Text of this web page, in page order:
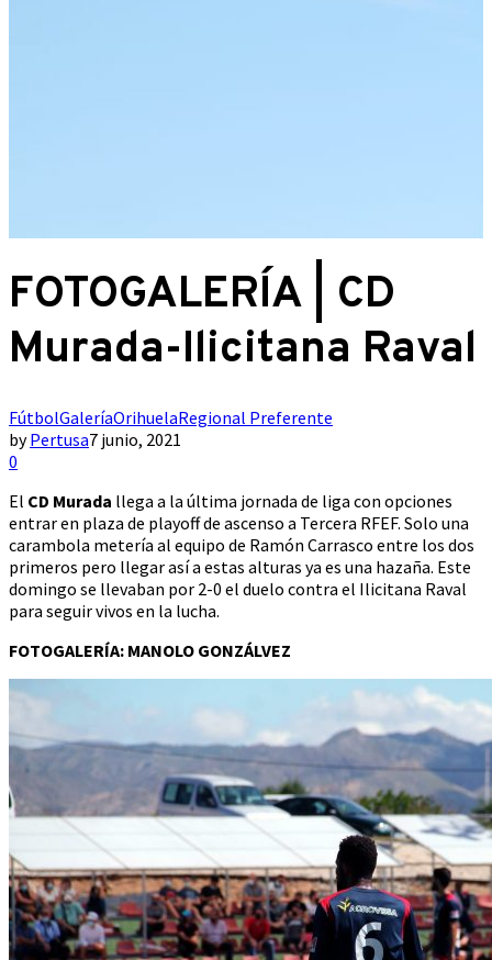
FOTOGALERÍA | CD
Murada-Ilicitana Raval
FútbolGaleríaOrihuelaRegional Preferente
byPertusa7 junio, 2021
0
El CD Murada llega a la última jornada de liga con opciones
entrar en plaza de playoff de ascenso a Tercera RFEF. Solo una
carambola metería al equipo de Ramón Carrasco entre los dos
primeros pero llegar así a estas alturas ya es una hazaña. Este
domingo se llevaban por 2-0 el duelo contra el Ilicitana Raval
para seguir vivos en la lucha.
FOTOGALERÍA: MANOLO GONZÁLVEZ